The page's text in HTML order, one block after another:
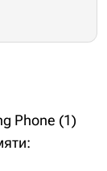
Phone (1)